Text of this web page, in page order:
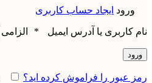
ورود ایجاد حساب کاربری
نام کاربری یا آدرس ایمیل * الزامی
ورود
رمز عبور را فراموش کرده اید؟